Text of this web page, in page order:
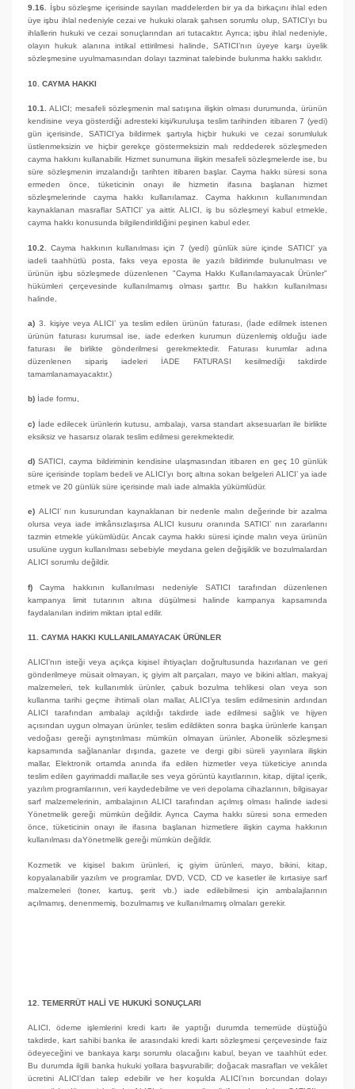
9.16. İşbu sözleşme içerisinde sayılan maddelerden bir ya da birkaçını ihlal eden
üye işbu ihlal nedeniyle cezai ve hukuki olarak şahsen sorumlu olup, SATICI’yı bu
ihlallerin hukuki ve cezai sonuçlarından ari tutacaktır. Ayrıca; işbu ihlal nedeniyle,
olayın hukuk alanına intikal ettirilmesi halinde, SATICI’nın üyeye karşı üyelik
sözleşmesine uyulmamasından dolayı tazminat talebinde bulunma hakkı saklıdır.
10. CAYMA HAKKI
10.1.
ALICI; mesafeli sözleşmenin mal satışına ilişkin olması durumunda, ürünün
kendisine veya gösterdiği adresteki kişi/kuruluşa teslim tarihinden itibaren 7 (yedi)
gün içerisinde, SATICI’ya bildirmek şartıyla hiçbir hukuki ve cezai sorumluluk
üstlenmeksizin ve hiçbir gerekçe göstermeksizin malı reddederek sözleşmeden
cayma hakkını kullanabilir. Hizmet sunumuna ilişkin mesafeli sözleşmelerde ise, bu
süre sözleşmenin imzalandığı tarihten itibaren başlar. Cayma hakkı süresi sona
ermeden önce, tüketicinin onayı ile hizmetin ifasına başlanan hizmet
sözleşmelerinde cayma hakkı kullanılamaz. Cayma hakkının kullanımından
kaynaklanan masraflar SATICI’ ya aittir. ALICI, iş bu sözleşmeyi kabul etmekle,
cayma hakkı konusunda bilgilendirildiğini peşinen kabul eder.
10.2.
Cayma hakkının kullanılması için 7 (yedi) günlük süre içinde SATICI' ya
iadeli taahhütlü posta, faks veya eposta ile yazılı bildirimde bulunulması ve
ürünün işbu sözleşmede düzenlenen "Cayma Hakkı Kullanılamayacak Ürünler"
hükümleri çerçevesinde kullanılmamış olması şarttır. Bu hakkın kullanılması
halinde,
a) 3. kişiye veya ALICI’ ya teslim edilen ürünün faturası, (İade edilmek istenen
ürünün faturası kurumsal ise, iade ederken kurumun düzenlemiş olduğu iade
faturası ile birlikte gönderilmesi gerekmektedir. Faturası kurumlar adına
düzenlenen sipariş iadeleri İADE FATURASI kesilmediği takdirde
tamamlanamayacaktır.)
b) İade formu,
c) İade edilecek ürünlerin kutusu, ambalajı, varsa standart aksesuarları ile birlikte
eksiksiz ve hasarsız olarak teslim edilmesi gerekmektedir.
d) SATICI, cayma bildiriminin kendisine ulaşmasından itibaren en geç 10 günlük
süre içerisinde toplam bedeli ve ALICI’yı borç altına sokan belgeleri ALICI’ ya iade
etmek ve 20 günlük süre içerisinde malı iade almakla yükümlüdür.
e) ALICI’ nın kusurundan kaynaklanan bir nedenle malın değerinde bir azalma
olursa veya iade imkânsızlaşırsa ALICI kusuru oranında SATICI’ nın zararlarını
tazmin etmekle yükümlüdür. Ancak cayma hakkı süresi içinde malın veya ürünün
usulüne uygun kullanılması sebebiyle meydana gelen değişiklik ve bozulmalardan
ALICI sorumlu değildir.
f) Cayma hakkının kullanılması nedeniyle SATICI tarafından düzenlenen
kampanya limit tutarının altına düşülmesi halinde kampanya kapsamında
faydalanılan indirim miktarı iptal edilir.
11. CAYMA HAKKI KULLANILAMAYACAK ÜRÜNLER
ALICI’nın isteği veya açıkça kişisel ihtiyaçları doğrultusunda hazırlanan ve geri
gönderilmeye müsait olmayan, iç giyim alt parçaları, mayo ve bikini altları, makyaj
malzemeleri, tek kullanımlık ürünler, çabuk bozulma tehlikesi olan veya son
kullanma tarihi geçme ihtimali olan mallar, ALICI’ya teslim edilmesinin ardından
ALICI tarafından ambalajı açıldığı takdirde iade edilmesi sağlık ve hijyen
açısından uygun olmayan ürünler, teslim edildikten sonra başka ürünlerle karışan
vedoğası gereği ayrıştırılması mümkün olmayan ürünler, Abonelik sözleşmesi
kapsamında sağlananlar dışında, gazete ve dergi gibi süreli yayınlara ilişkin
mallar, Elektronik ortamda anında ifa edilen hizmetler veya tüketiciye anında
teslim edilen gayrimaddi mallar,ile ses veya görüntü kayıtlarının, kitap, dijital içerik,
yazılım programlarının, veri kaydedebilme ve veri depolama cihazlarının, bilgisayar
sarf malzemelerinin, ambalajının ALICI tarafından açılmış olması halinde iadesi
Yönetmelik gereği mümkün değildir. Ayrıca Cayma hakkı süresi sona ermeden
önce, tüketicinin onayı ile ifasına başlanan hizmetlere ilişkin cayma hakkının
kullanılması daYönetmelik gereği mümkün değildir.
Kozmetik ve kişisel bakım ürünleri, iç giyim ürünleri, mayo, bikini, kitap,
kopyalanabilir yazılım ve programlar, DVD, VCD, CD ve kasetler ile kırtasiye sarf
malzemeleri (toner, kartuş, şerit vb.) iade edilebilmesi için ambalajlarının
açılmamış, denenmemiş, bozulmamış ve kullanılmamış olmaları gerekir.
12. TEMERRÜT HALİ VE HUKUKİ SONUÇLARI
ALICI, ödeme işlemlerini kredi kartı ile yaptığı durumda temerrüde düştüğü
takdirde, kart sahibi banka ile arasındaki kredi kartı sözleşmesi çerçevesinde faiz
ödeyeceğini ve bankaya karşı sorumlu olacağını kabul, beyan ve taahhüt eder.
Bu durumda ilgili banka hukuki yollara başvurabilir; doğacak masrafları ve vekâlet
ücretini ALICI’dan talep edebilir ve her koşulda ALICI’nın borcundan dolayı